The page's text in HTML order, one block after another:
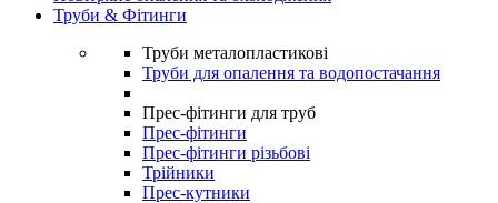
Труби & Фітинги
Труби металопластикові
Труби для опалення та водопостачання
Прес-фітинги для труб
Прес-фітинги
Прес-фітинги різьбові
Трійники
Прес-кутники